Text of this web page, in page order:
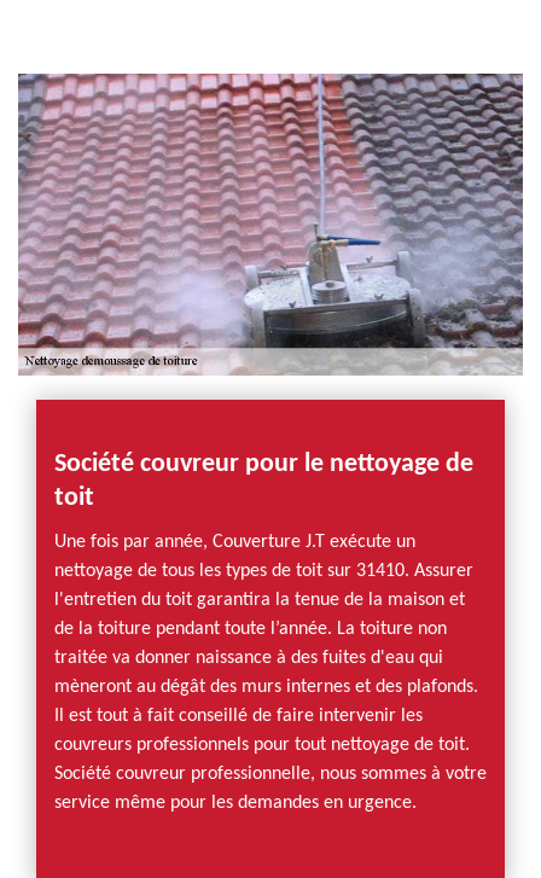
Société couvreur pour le nettoyage de
toit
Une fois par année, Couverture J.T exécute un
nettoyage de tous les types de toit sur 31410. Assurer
l'entretien du toit garantira la tenue de la maison et
de la toiture pendant toute l’année. La toiture non
traitée va donner naissance à des fuites d'eau qui
mèneront au dégât des murs internes et des plafonds.
Il est tout à fait conseillé de faire intervenir les
couvreurs professionnels pour tout nettoyage de toit.
Société couvreur professionnelle, nous sommes à votre
service même pour les demandes en urgence.